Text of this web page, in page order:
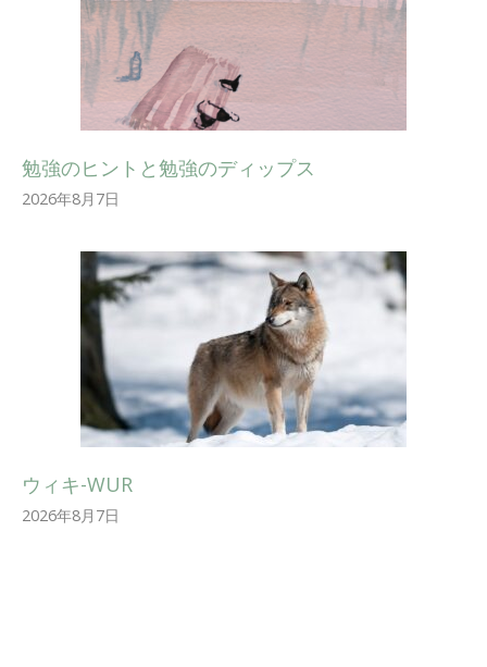
勉強のヒントと勉強のディップス
2026年8月7日
ウィキ-WUR
2026年8月7日